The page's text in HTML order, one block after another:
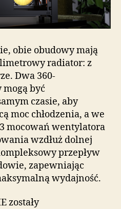
obie obudowy mają
radiator: z
Dwa 360-
być
czasie, aby
moc chłodzenia, a we
mocowań wentylatora
wzdłuż dolnej
przepływ
zapewniając
wydajność.
zostały